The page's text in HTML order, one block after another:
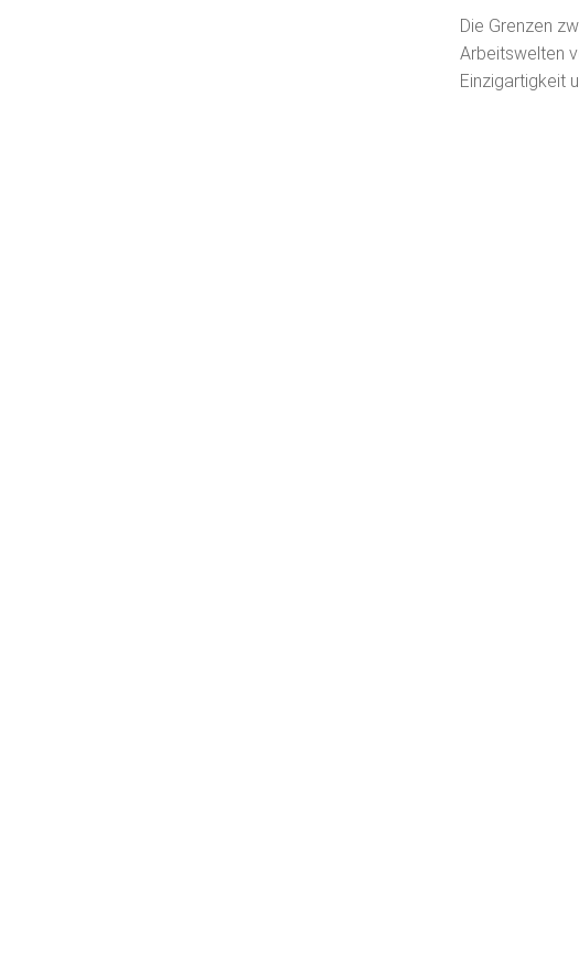
Die Grenzen
Arbeitswelten
Einzigartigkeit